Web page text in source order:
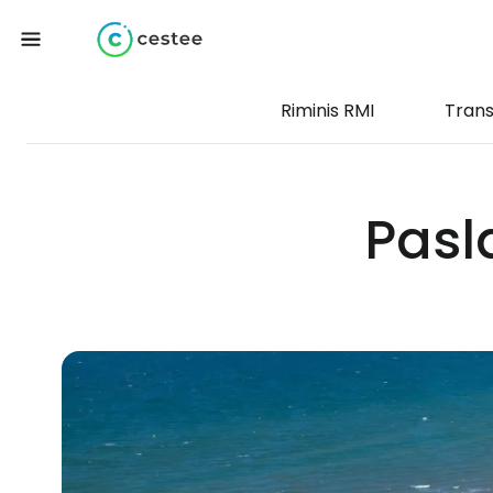
Riminis RMI